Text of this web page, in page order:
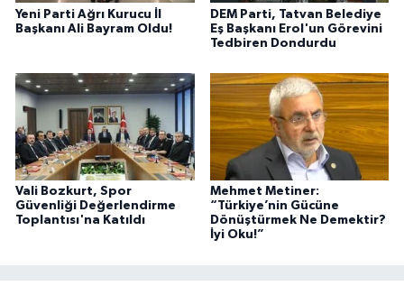
Yeni Parti Ağrı Kurucu İl
Başkanı Ali Bayram Oldu!
DEM Parti, Tatvan Belediye
Eş Başkanı Erol'un Görevini
Tedbiren Dondurdu
Vali Bozkurt, Spor
Güvenliği Değerlendirme
Toplantısı'na Katıldı
Mehmet Metiner:
“Türkiye’nin Gücüne
Dönüştürmek Ne Demektir?
İyi Oku!”